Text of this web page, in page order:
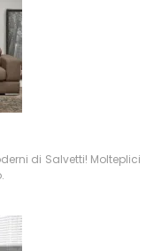
di Salvetti! Molteplici